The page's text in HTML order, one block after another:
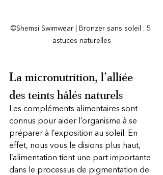
©Shemsi Swimwear | Bronzer sans soleil : 5
astuces naturelles
La micronutrition, l’alliée
des teints hâlés naturels
Les compléments alimentaires sont
connus pour aider l’organisme à se
préparer à l’exposition au soleil. En
effet, nous vous le disions plus haut,
l’alimentation tient une part importante
dans le processus de pigmentation de